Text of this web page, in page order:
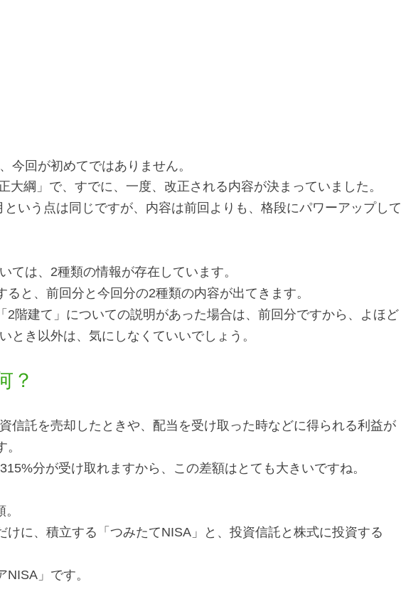
今回が初めてではありません。
大綱」で、すでに、一度、改正される内容が決まっていました。
いう点は同じですが、内容は前回よりも、格段にパワーアップして
ては、2種類の情報が存在しています。
ると、前回分と今回分の2種類の内容が出てきます。
2階建て」についての説明があった場合は、前回分ですから、よほど
とき以外は、気にしなくていいでしょう。
？
信託を売却したときや、配当を受け取った時などに得られる利益が
分が受け取れますから、この差額はとても大きいですね。
けに、積立する「つみたてNISA」と、投資信託と株式に投資する
」です。